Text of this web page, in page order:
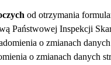
od otrzymania
Państwowej Inspekcji
o zmianach
o zmianach danych